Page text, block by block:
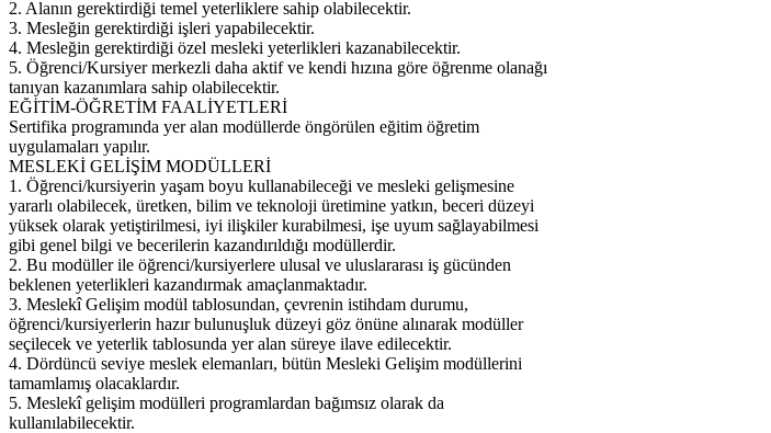
2. Alanın gerektirdiği temel yeterliklere sahip olabilecektir.
3. Mesleğin gerektirdiği işleri yapabilecektir.
4. Mesleğin gerektirdiği özel mesleki yeterlikleri kazanabilecektir.
5. Öğrenci/Kursiyer merkezli daha aktif ve kendi hızına göre öğrenme olanağı
tanıyan kazanımlara sahip olabilecektir.
EĞİTİM-ÖĞRETİM FAALİYETLERİ
Sertifika programında yer alan modüllerde öngörülen eğitim öğretim
uygulamaları yapılır.
MESLEKİ GELİŞİM MODÜLLERİ
1. Öğrenci/kursiyerin yaşam boyu kullanabileceği ve mesleki gelişmesine
yararlı olabilecek, üretken, bilim ve teknoloji üretimine yatkın, beceri düzeyi
yüksek olarak yetiştirilmesi, iyi ilişkiler kurabilmesi, işe uyum sağlayabilmesi
gibi genel bilgi ve becerilerin kazandırıldığı modüllerdir.
2. Bu modüller ile öğrenci/kursiyerlere ulusal ve uluslararası iş gücünden
beklenen yeterlikleri kazandırmak amaçlanmaktadır.
3. Meslekî Gelişim modül tablosundan, çevrenin istihdam durumu,
öğrenci/kursiyerlerin hazır bulunuşluk düzeyi göz önüne alınarak modüller
seçilecek ve yeterlik tablosunda yer alan süreye ilave edilecektir.
4. Dördüncü seviye meslek elemanları, bütün Mesleki Gelişim modüllerini
tamamlamış olacaklardır.
5. Meslekî gelişim modülleri programlardan bağımsız olarak da
kullanılabilecektir.